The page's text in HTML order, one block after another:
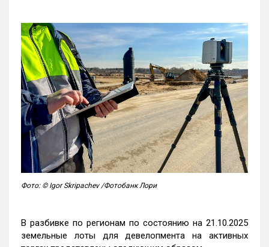
Фото: © Igor Skripachev /Фотобанк Лори
В разбивке по регионам по состоянию на 21.10.2025
земельные лоты для девелопмента на активных